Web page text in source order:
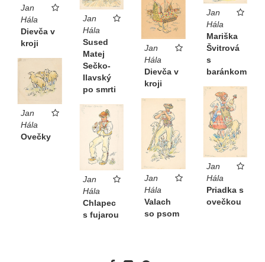
Jan
Hála
Dievča v
kroji
Jan
Hála
Dievča v
kroji
Jan
Hála
Sused
Matej
Sečko-
Ilavský
po smrti
Jan
Hála
Mariška
Švitrová
s
baránkom
Jan
Hála
Ovečky
Jan
Hála
Priadka s
ovečkou
Jan
Hála
Valach
so psom
Jan
Hála
Chlapec
s fujarou